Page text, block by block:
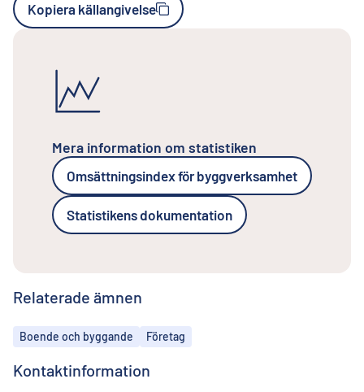
Kopiera källangivelse
Mera information om statistiken
Omsättningsindex för byggverksamhet
Statistikens dokumentation
Relaterade ämnen
Ämnen
Boende och byggande Företag
Kontaktinformation